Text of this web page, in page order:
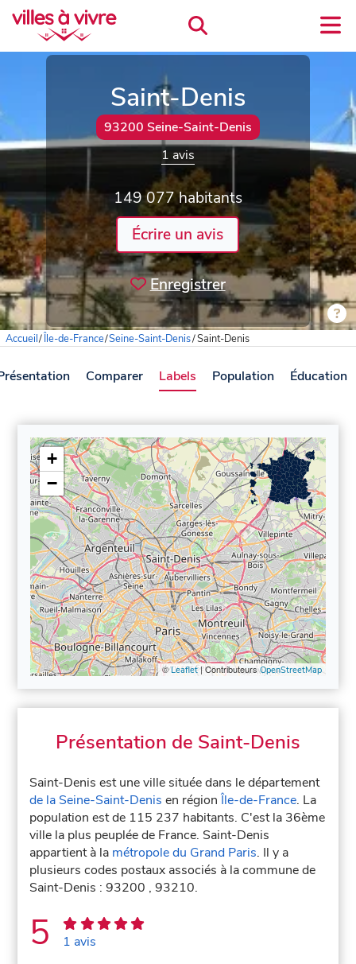
Saint-Denis
93200 Seine-Saint-Denis
1 avis
149 077 habitants
Écrire un avis
Enregistrer
Accueil/Île-de-France/Seine-Saint-Denis/Saint-Denis
Comparer Labels Population Éducation
+
−
©Leaflet| ContributeursOpenStreetMap
Présentation de Saint-Denis
Saint-Denis est une ville située dans le département
de la Seine-Saint-Denis en régionÎle-de-France. La
population est de 115 237 habitants. C'est la 36ème
ville la plus peuplée de France. Saint-Denis
appartient à la métropole du Grand Paris. Il y a
plusieurs codes postaux associés à la commune de
Saint-Denis : 93200 , 93210.
5 1 avis